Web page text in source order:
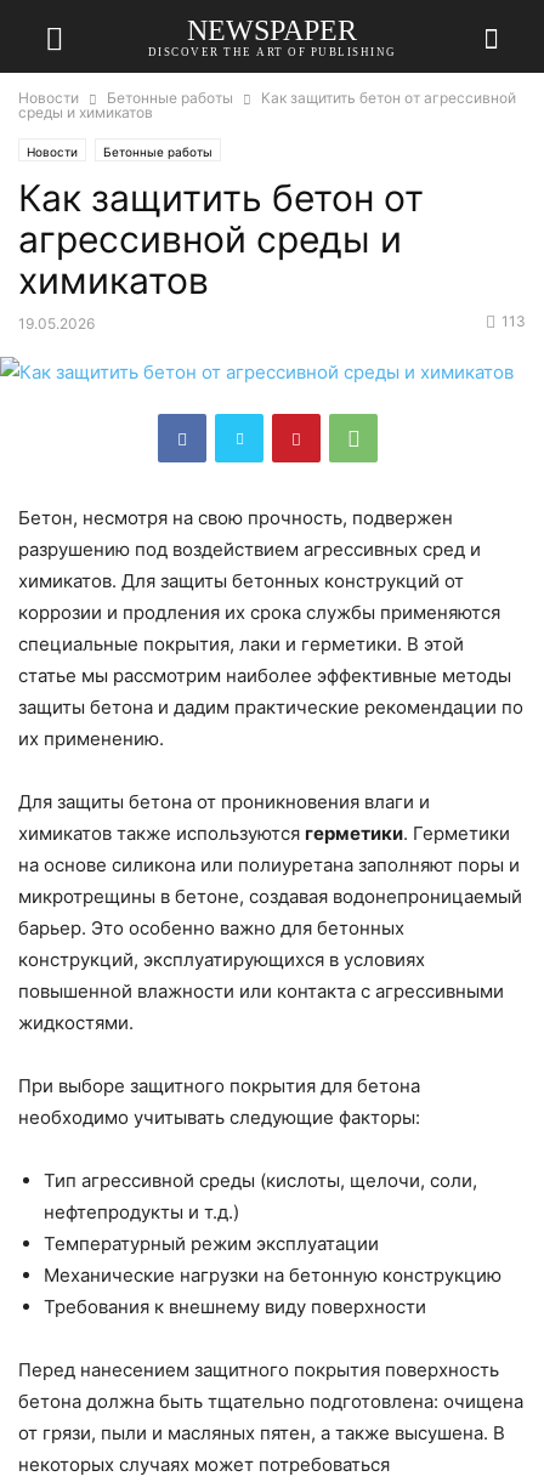
NEWSPAPER
DISCOVER THE ART OF PUBLISHING
Новости Бетонные работы
Как защитить бетон от агрессивной
среды и химикатов
Новости Бетонные работы
Как защитить бетон от
агрессивной среды и
химикатов
19.05.2026 113
Бетон, несмотря на свою прочность, подвержен
разрушению под воздействием агрессивных сред и
химикатов. Для защиты бетонных конструкций от
коррозии и продления их срока службы применяются
специальные покрытия, лаки и герметики. В этой
статье мы рассмотрим наиболее эффективные методы
защиты бетона и дадим практические рекомендации по
их применению.
Для защиты бетона от проникновения влаги и
химикатов также используются герметики. Герметики
на основе силикона или полиуретана заполняют поры и
микротрещины в бетоне, создавая водонепроницаемый
барьер. Это особенно важно для бетонных
конструкций, эксплуатирующихся в условиях
повышенной влажности или контакта с агрессивными
жидкостями.
При выборе защитного покрытия для бетона
необходимо учитывать следующие факторы:
Тип агрессивной среды (кислоты, щелочи, соли,
нефтепродукты и т.д.)
Температурный режим эксплуатации
Механические нагрузки на бетонную конструкцию
Требования к внешнему виду поверхности
Перед нанесением защитного покрытия поверхность
бетона должна быть тщательно подготовлена: очищена
от грязи, пыли и масляных пятен, а также высушена. В
некоторых случаях может потребоваться